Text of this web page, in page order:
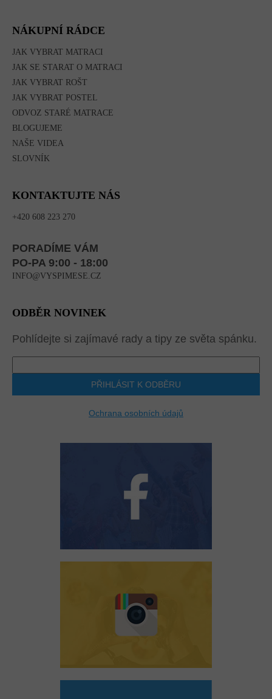
NÁKUPNÍ RÁDCE
JAK VYBRAT MATRACI
JAK SE STARAT O MATRACI
JAK VYBRAT ROŠT
JAK VYBRAT POSTEL
ODVOZ STARÉ MATRACE
BLOGUJEME
NAŠE VIDEA
SLOVNÍK
KONTAKTUJTE NÁS
+420 608 223 270
PORADÍME VÁM
PO-PA 9:00 - 18:00
INFO@VYSPIMESE.CZ
ODBĚR NOVINEK
Pohlídejte si zajímavé rady a tipy ze světa spánku.
PŘIHLÁSIT K ODBĚRU
Ochrana osobních údajů